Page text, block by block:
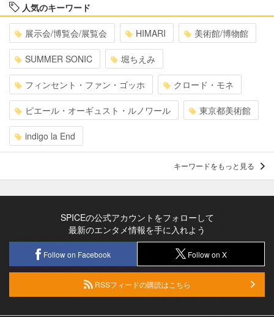
人気のキーワード
展示会/博覧会/展覧会 HIMARI 美術館/博物館
SUMMER SONIC 堀ちえみ
フィンセント・ファン・ゴッホ クロード・モネ
ピエール・オーギュスト・ルノワール 東京都美術館
indigo la End
キーワードをもっと見る
SPICEの公式アカウントをフォローして
最新のエンタメ情報を手に入れよう
Follow on Facebook Follow on X
RSSフィードの購読はこちら